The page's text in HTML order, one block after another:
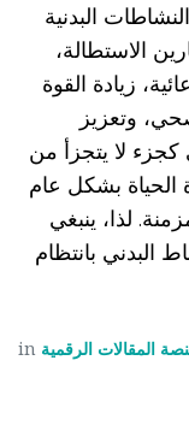
البدنية
الاستطالة،
زيادة القوة
وتعزيز
كجزء لا يتجزأ من
بشكل عام
لذا، ينبغي
بانتظام
in المقالات الرقمية